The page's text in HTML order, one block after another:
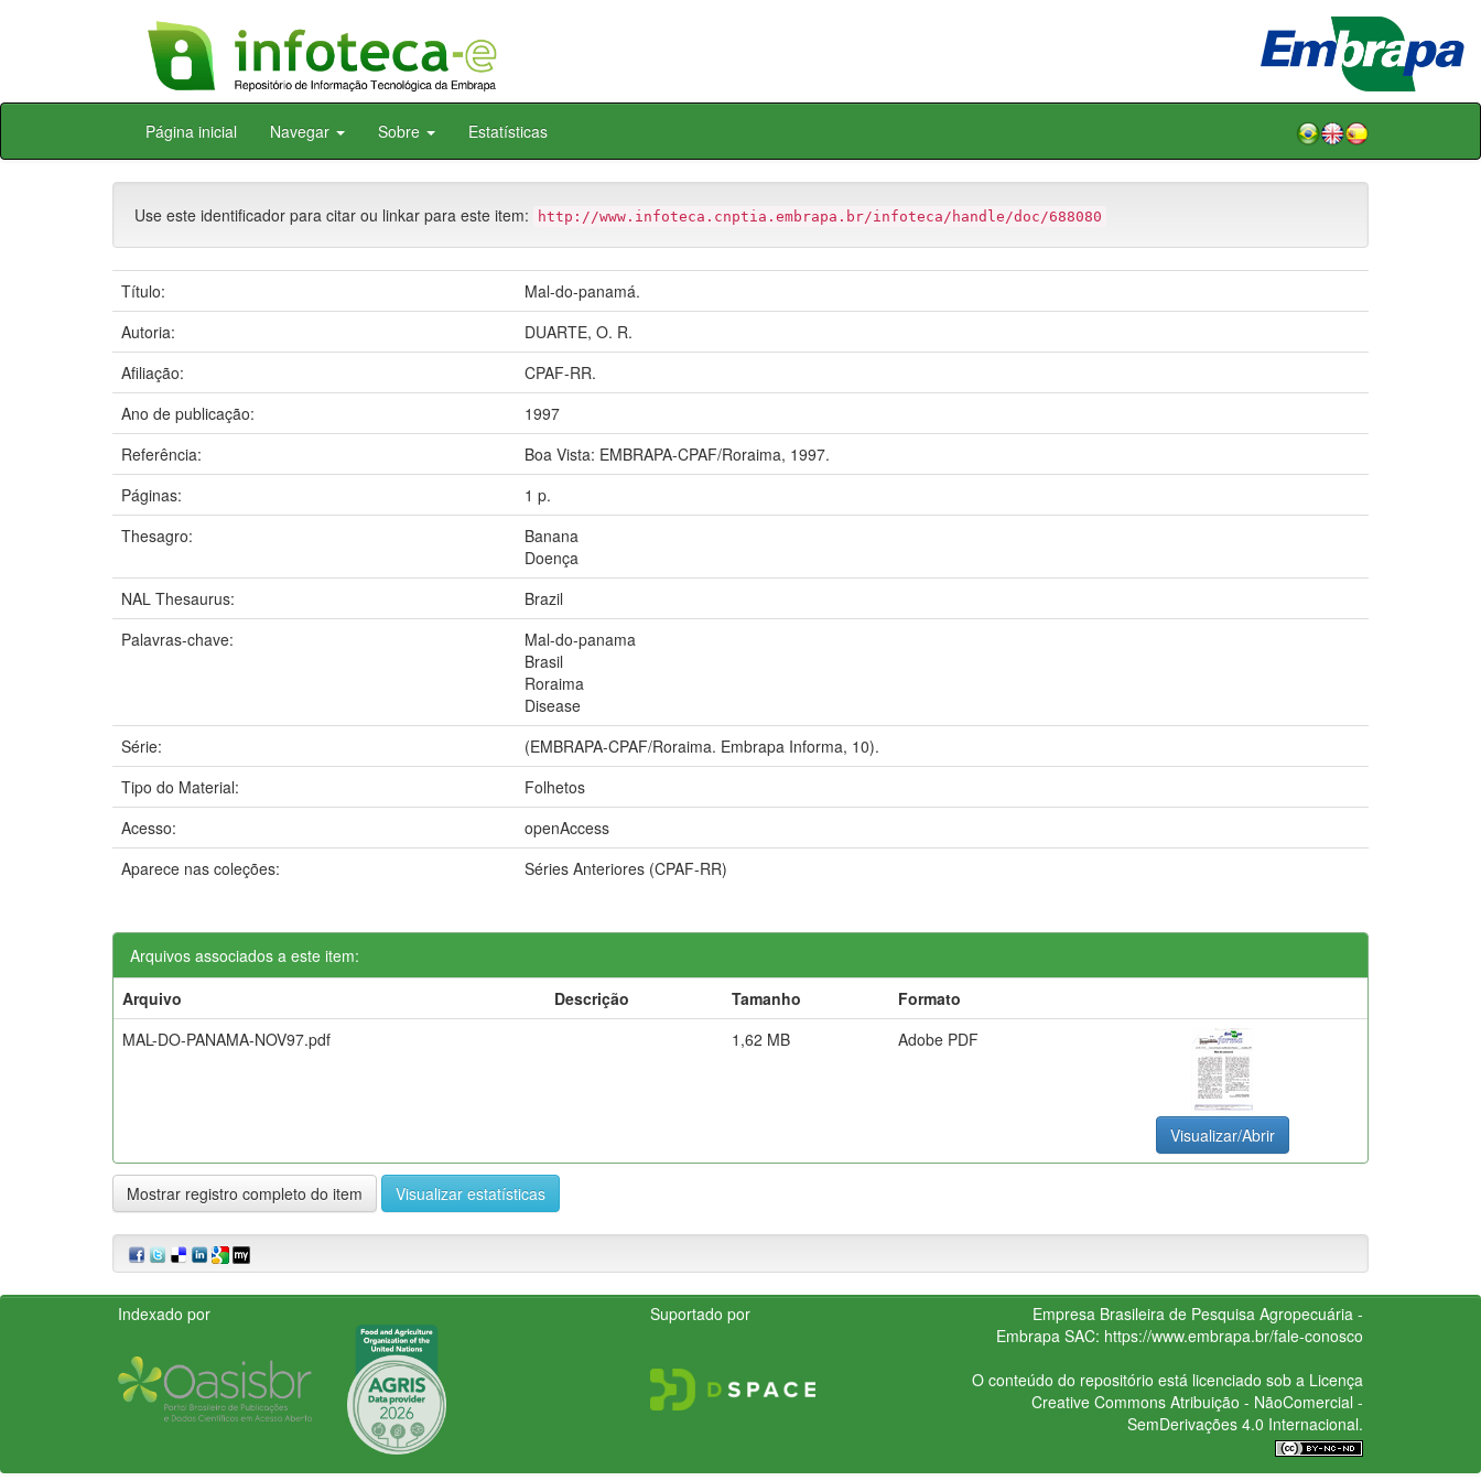
Skip
Página inicial Navegar Sobre Estatísticas
Use este identificador para citar ou linkar para este item: http://www.infoteca.cnptia.embrapa.br/infoteca/handle/doc/688080
Título:
Mal-do-panamá.
Autoria:
DUARTE, O. R.
Afiliação:
CPAF-RR.
Ano de publicação:
1997
Referência:
Boa Vista: EMBRAPA-CPAF/Roraima, 1997.
Páginas:
1 p.
Thesagro:
Banana
Doença
NAL Thesaurus:
Brazil
Palavras-chave:
Mal-do-panama
Brasil
Roraima
Disease
Série:
(EMBRAPA-CPAF/Roraima. Embrapa Informa, 10).
Tipo do Material:
Folhetos
Acesso:
openAccess
Aparece nas coleções:
Séries Anteriores (CPAF-RR)
Arquivos associados a este item:
Arquivo
Descrição Tamanho
Formato
MAL-DO-PANAMA-NOV97.pdf
1,62 MB Adobe PDF
Visualizar/Abrir
Mostrar registro completo do item Visualizar estatísticas
Indexado por Suportado por
Empresa Brasileira de Pesquisa Agropecuária -
Embrapa SAC: https://www.embrapa.br/fale-conosco
O conteúdo do repositório está licenciado sob a Licença
Creative CommonsAtribuição - NãoComercial -
SemDerivações 4.0 Internacional.